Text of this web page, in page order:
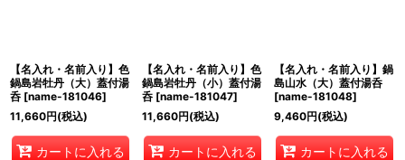
【名入れ・名前入り】色
鍋島岩牡丹（大）蓋付湯
呑 [name-181046]
11,660円(税込)
カートに入れる
【名入れ・名前入り】色
鍋島岩牡丹（小）蓋付湯
呑 [name-181047]
11,660円(税込)
カートに入れる
【名入れ・名前入り】鍋
島山水（大）蓋付湯呑
[name-181048]
9,460円(税込)
カートに入れる